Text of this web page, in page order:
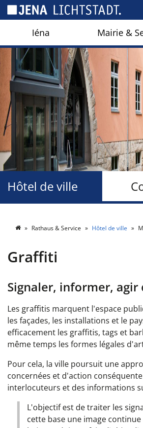
Iéna Mairie &
Hôtel de ville
Rathaus & Service Hôtel de ville
Graffiti
Signaler, informer, agir
Les graffitis marquent l'espace
les façades, les installations et le
efficacement les graffitis, tags et
même temps les formes légales
Pour cela, la ville poursuit une
concernées et d'action
interlocuteurs et des informations
L'objectif est de traiter les
cette base une image
Panneau de gestion des cookies